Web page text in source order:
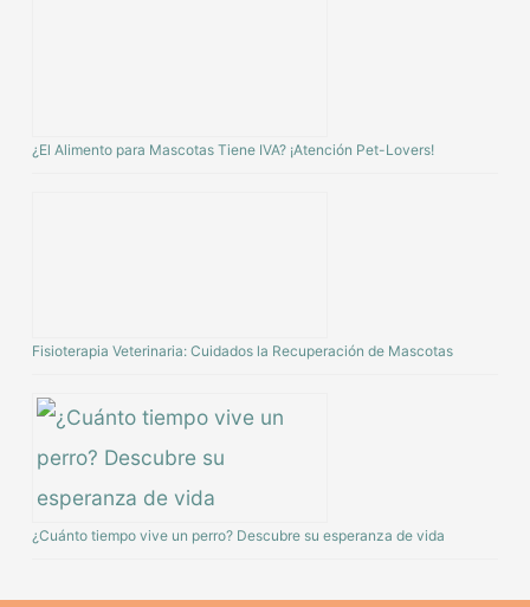
¿El Alimento para Mascotas Tiene IVA? ¡Atención Pet-Lovers!
Fisioterapia Veterinaria: Cuidados la Recuperación de Mascotas
¿Cuánto tiempo vive un perro? Descubre su esperanza de vida